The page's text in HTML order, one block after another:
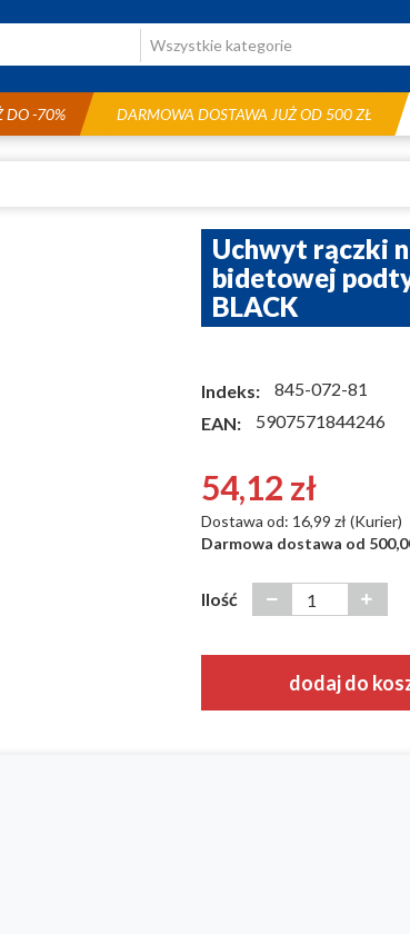
DO -70% DARMOWA DOSTAWA JUŻ OD 500 ZŁ
Uchwyt rączki
bidetowej
BLACK
Indeks:
845-072-81
EAN:
5907571844246
54,12 zł
Dostawa od: 16,99 zł (Kurier)
Darmowa dostawa od
Ilość
dodaj do